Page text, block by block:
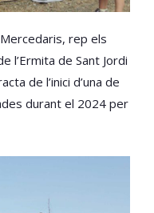
rep els
l’Ermita de Sant Jordi
de l’inici d’una de
durant el 2024 per